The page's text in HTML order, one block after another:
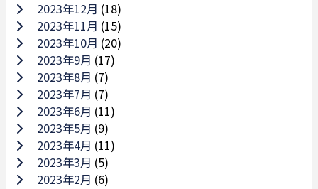
2023年12月 (18)
2023年11月 (15)
2023年10月 (20)
2023年9月 (17)
2023年8月 (7)
2023年7月 (7)
2023年6月 (11)
2023年5月 (9)
2023年4月 (11)
2023年3月 (5)
2023年2月 (6)